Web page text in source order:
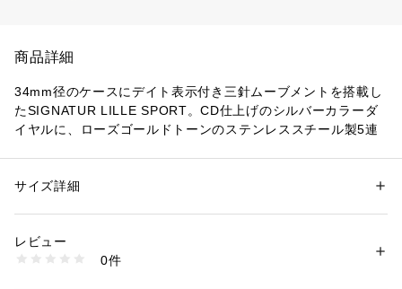
商品詳細
34mm径のケースにデイト表示付き三針ムーブメントを搭載し
たSIGNATUR LILLE SPORT。CD仕上げのシルバーカラーダ
イヤルに、ローズゴールドトーンのステンレススチール製5連
防水： 5 ATM 保証：2年間
ーツムーブメント、三針デイトアナログ表示、輸入品。
ブランド名：SKAGEN(スカーゲン)
性別：レディース
素材：ステンレススチール/ステンレススチール
商品番号：
SKW3136 （ショップ）
サイズ詳細
レビュー
0件